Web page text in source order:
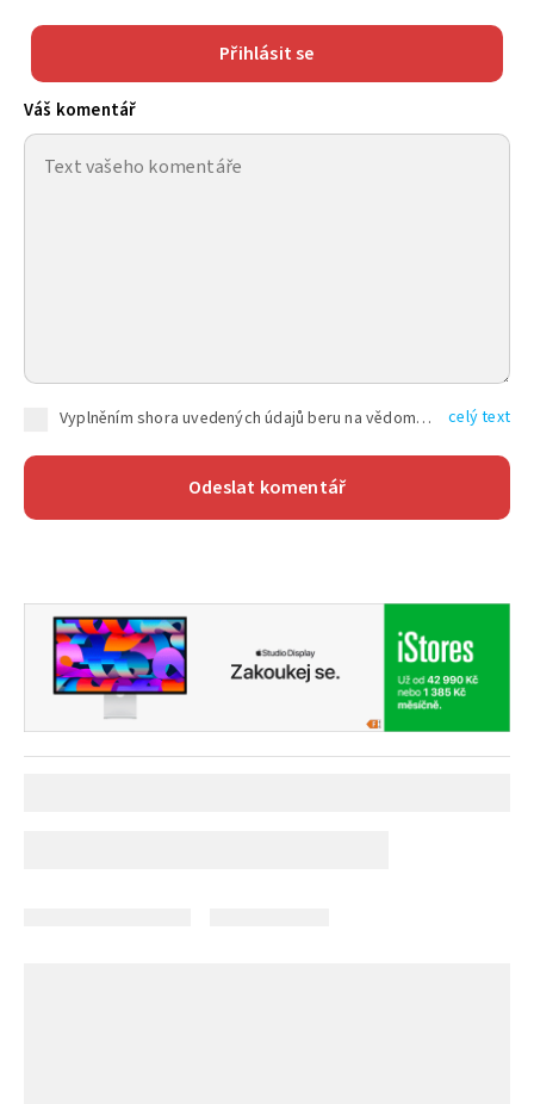
Přihlásit se
Váš komentář
Vyplněním shora uvedených údajů beru na vědomí, že společnost TEXT FACTORY s.r.o., sídlem Brno, Durďákova 336/29, Černá Pole, PSČ: 613 00, IČ: 06157831, zapsané u Krajského soudu v Brně, oddíl C, vložka 100399, bude zpracovávat mé osobní údaje uvedené v rámci mnou vyplněného registračního formuláře na základě oprávněných zájmů TEXT FACTORY s.r.o. dle čl. 6 odst. 1 písm. f) GDPR a pro splnění právních povinností (čl. 6 odst. 1 písm. c) GDPR), a to pro tyto účely: nezbytnost zajistit oprávnění návštěvníka webových stránek provozovaných společností TEXT FACTORY s.r.o. přispívat aktivně ke zveřejněným článkům nebo v rámci diskusních fór a výkon práv TEXT FACTORY s.r.o. jako administrátora těchto diskusních fór. Více informací o zpracování osobních údajů a právech lze nalézt v celý text